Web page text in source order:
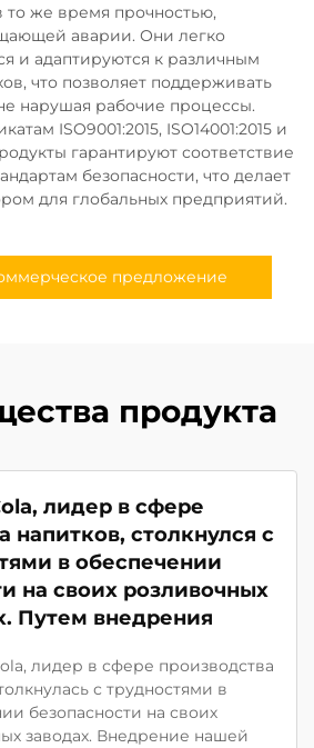
то же время прочностью,
аварии. Они легко
и адаптируются к различным
что позволяет поддерживать
нарушая рабочие процессы.
ISO9001:2015, ISO14001:2015 и
гарантируют соответствие
безопасности, что делает
для глобальных предприятий.
предложение
продукта
лидер в сфере
напитков, столкнулся с
в обеспечении
на своих розливочных
Путем внедрения
лидер в сфере производства
с трудностями в
безопасности на своих
заводах. Внедрение нашей